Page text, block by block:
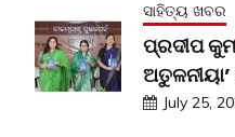
ସାହିତ୍ୟ ଖବର
ପ୍ରଦୀପ
ଅତୁଳନୀୟା’
July 25,